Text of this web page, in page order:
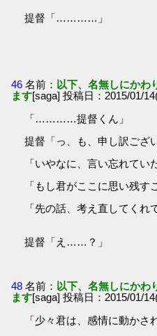
提督「…………」
46 名前： 以下、名無しにかわ
ます[saga] 投稿日：2015/01/
「…………提督くん」
提督「っ、も、申し訳ござ
「いやなに、言い忘れてい
「もし君がここに思い残す
「先の話、考え直してくれ
提督「え……？」
48 名前： 以下、名無しにかわ
ます[saga] 投稿日：2015/01/
「少々君は、感情に動かさ